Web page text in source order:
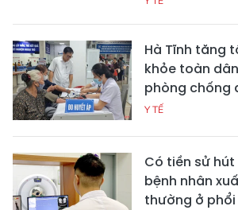
Hà Tĩnh tăng
khỏe toàn
phòng chống
Y TẾ
Có tiền sử
bệnh nhân
thường ở phổi